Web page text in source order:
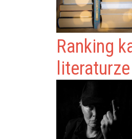
Ranking
literaturze